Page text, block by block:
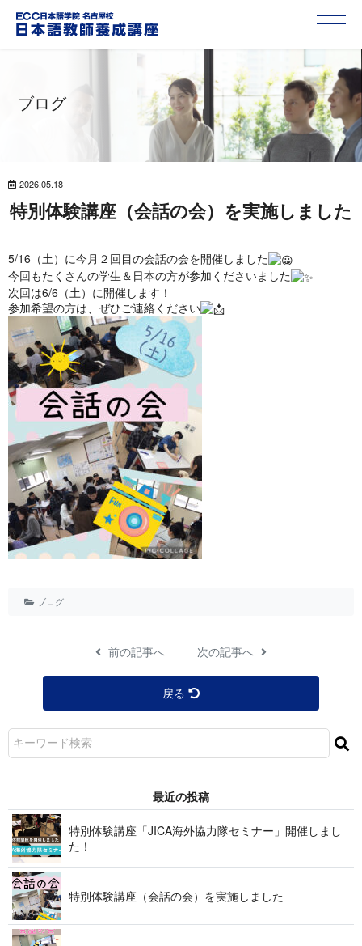
ブログ
2026.05.18
特別体験講座（会話の会）を実施しました
5/16（土）に今月２回目の会話の会を開催しました
今回もたくさんの学生＆日本の方が参加くださいました
次回は6/6（土）に開催します！
参加希望の方は、ぜひご連絡ください
ブログ
前の記事へ 次の記事へ
戻る
最近の投稿
特別体験講座「JICA海外協力隊セミナー」開催しまし
た！
特別体験講座（会話の会）を実施しました